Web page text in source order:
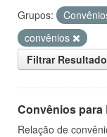
Grupos:
convênios
Filtrar
Convênios para
Relação de